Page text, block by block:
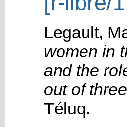
Legault,
women in
and the
out of
Téluq.